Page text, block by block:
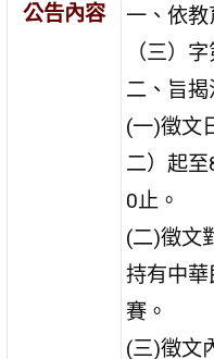
公告內容
一、依
（三）
二、旨揭
(一)徵文
二）起
0止。
(二)徵文
持有中
賽。
(三)徵文